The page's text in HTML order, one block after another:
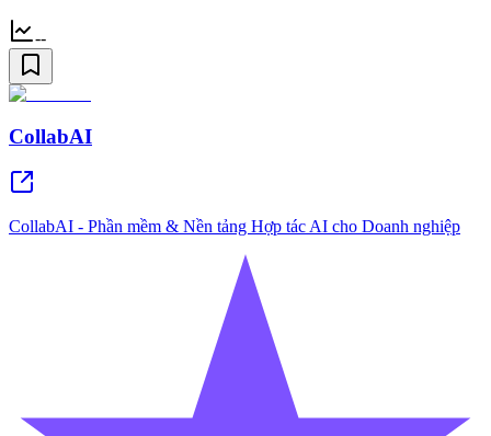
--
CollabAI
CollabAI - Phần mềm & Nền tảng Hợp tác AI cho Doanh nghiệp